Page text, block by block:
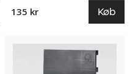
135 kr
Køb